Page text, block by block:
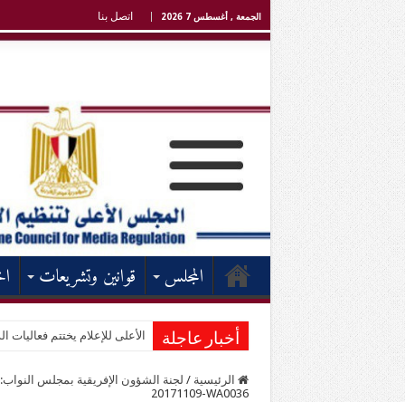
الجمعة , أغسطس 7 2026 اتصل بنا
المجلس قوانين وتشريعات
أخبار عاجلة الأعلى للإعلام يختتم فعاليات
الرئيسية / لجنة الشؤون الإفريقية بمجلس
20171109-WA0036